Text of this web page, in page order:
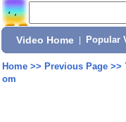
Video Home Popular
Home>> Previous Page>>
om